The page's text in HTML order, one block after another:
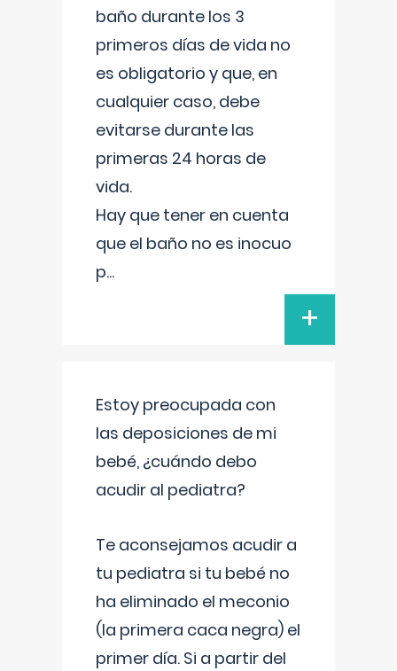
baño durante los 3
primeros días de vida no
es obligatorio y que, en
cualquier caso, debe
evitarse durante las
primeras 24 horas de
vida.
Hay que tener en cuenta
que el baño no es inocuo
p...
+
Estoy preocupada con
las deposiciones de mi
bebé, ¿cuándo debo
acudir al pediatra?
Te aconsejamos acudir a
tu pediatra si tu bebé no
ha eliminado el meconio
(la primera caca negra) el
primer día. Si a partir del